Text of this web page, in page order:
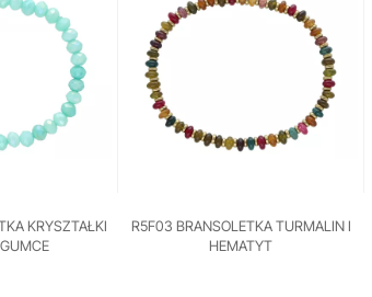
KRYSZTAŁKI
R5F03 BRANSOLETKA TURMALIN I
HEMATYT